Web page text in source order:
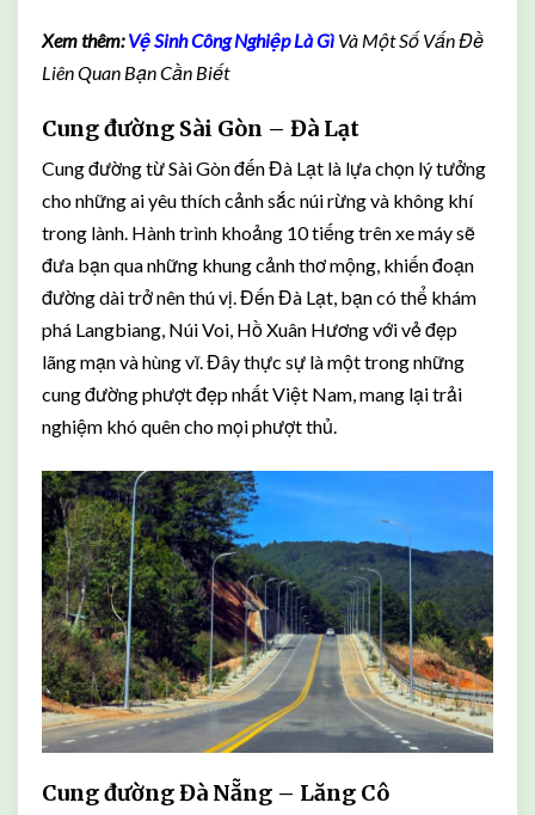
Xem thêm: Vệ Sinh Công Nghiệp Là Gì Và Một Số Vấn Đề
Liên Quan Bạn Cần Biết
Cung đường Sài Gòn – Đà Lạt
Cung đường từ Sài Gòn đến Đà Lạt là lựa chọn lý tưởng
cho những ai yêu thích cảnh sắc núi rừng và không khí
trong lành. Hành trình khoảng 10 tiếng trên xe máy sẽ
đưa bạn qua những khung cảnh thơ mộng, khiến đoạn
đường dài trở nên thú vị. Đến Đà Lạt, bạn có thể khám
phá Langbiang, Núi Voi, Hồ Xuân Hương với vẻ đẹp
lãng mạn và hùng vĩ. Đây thực sự là một trong những
cung đường phượt đẹp nhất Việt Nam, mang lại trải
nghiệm khó quên cho mọi phượt thủ.
Cung đường Đà Nẵng – Lăng Cô